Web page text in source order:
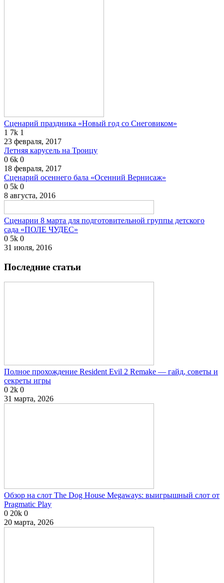
Сценарий праздника «Новый год со Снеговиком»
1 7k 1
23 февраля, 2017
Летняя карусель на Троицу
0 6k 0
18 февраля, 2017
Сценарий осеннего бала «Осенний Вернисаж»
0 5k 0
8 августа, 2016
Сценарии 8 марта для подготовительной группы детского
сада «ПОЛЕ ЧУДЕС»
0 5k 0
31 июля, 2016
Последние статьи
Полное прохождение Resident Evil 2 Remake — гайд, советы и
секреты игры
0 2k 0
31 марта, 2026
Обзор на слот The Dog House Megaways: выигрышный слот от
Pragmatic Play
0 20k 0
20 марта, 2026